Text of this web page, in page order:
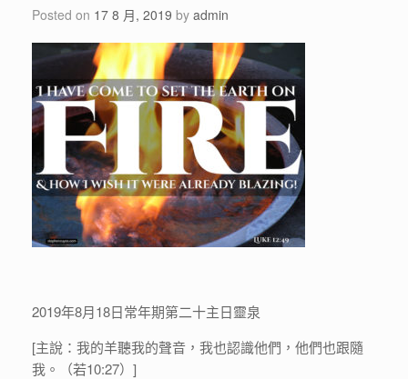
Posted on 17 8 月, 2019 by admin
2019年8月18日常年期第二十主日靈泉
[主說：我的羊聽我的聲音，我也認識他們，他們也跟隨
我。（若10:27）]